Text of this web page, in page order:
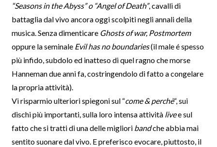
“Seasons in the Abyss” o “Angel of Death”, cavalli di
battaglia dal vivo ancora oggi scolpiti negli annali della
musica. Senza dimenticareGhosts of war, Postmortem
oppure la seminaleEvil has no boundaries(il male é spesso
più infido, subdolo ed inatteso di quel ragno che morse
Hanneman due anni fa, costringendolo di fatto a congelare
la propria attività).
Vi risparmio ulteriori spiegoni sul “come & perchè“, sui
dischi più importanti, sulla loro intensa attività livee sul
fatto che si tratti di una delle migliori bandche abbia mai
sentito suonare dal vivo. E preferisco evocare, piuttosto, il